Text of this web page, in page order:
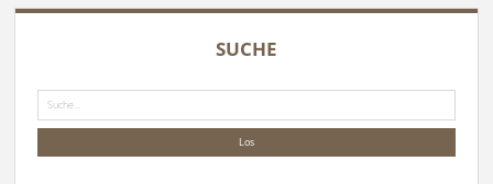
SUCHE
Suche